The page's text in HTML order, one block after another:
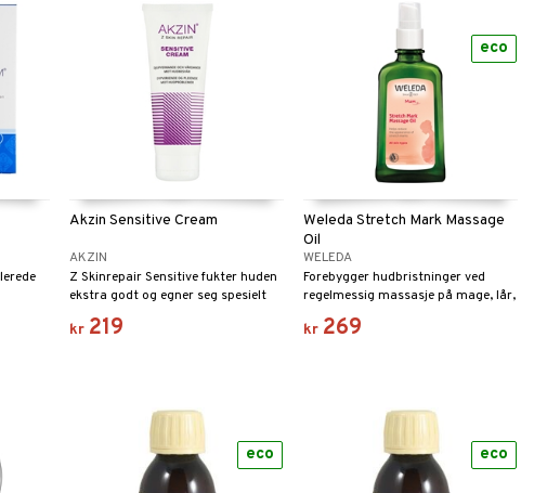
og
Akzin Sensitive Cream
AKZIN
Z Skinrepair Sensitive fukter huden
ekstra godt og egner seg spesielt
for sensitiv, tørr, kløende og irritert
hud hos barn og voksne.
kr 219
Weleda Stretch Mark Massage
Oil
WELEDA
Forebygger hudbristninger ved
regelmessig massasje på mage, lår,
rumpe og bryster, samt beskytter
huden mot uttørking.
kr 269
eco
eco eco